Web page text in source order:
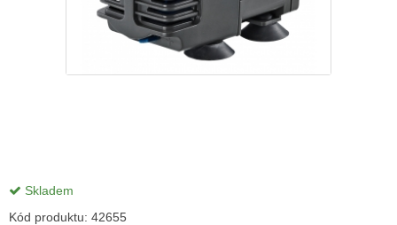
Skladem
Kód produktu: 42655